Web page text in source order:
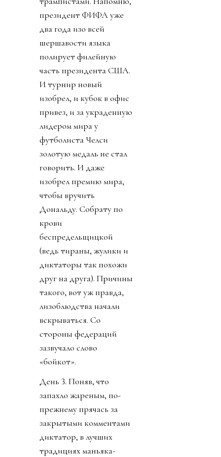
президент ФИФА уже
два года изо всей
шершавости языка
полирует филейную
часть президента США.
И турнир новый
изобрел, и кубок в офис
привез, и за украденную
лидером мира у
футболиста Челси
золотую медаль не стал
говорить. И даже
изобрел премию мира,
чтобы вручить
Дональду. Собрату по
крови
беспредельщицкой
(ведь тираны, жулики и
диктаторы так похожи
друг на друга). Причины
такого, вот уж правда,
лизоблюдства начали
вскрываться. Со
стороны федераций
зазвучало слово
«бойкот».
День 3. Поняв, что
запахло жареным, по-
прежнему прячась за
закрытыми комментами
диктатор, в лучших
традициях маньяка-